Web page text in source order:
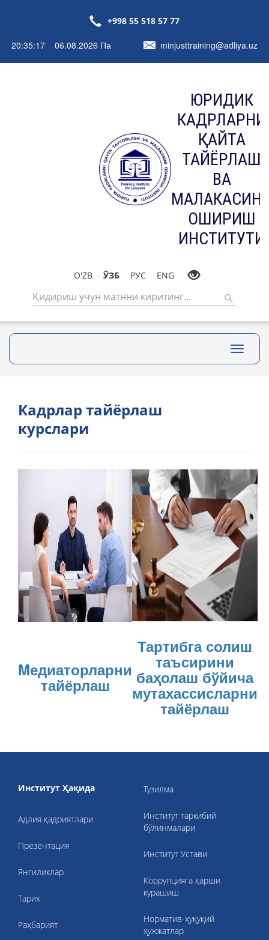
+998 55 518 57 77
20:35:17 06.08.2026 Па minjusttraining@adliya.uz
ЮРИДИК
КАДРЛАРНИ
ҚАЙТА
ТАЙЁРЛАШ
ВА
ОШИРИШ
ИНСТИТУТИ
O'ZB ЎЗБ РУС ENG
Toggle
Кадрлар тайёрлаш
курслари
Mедиаторларни
тайёрлаш
Тартибга солиш
таъсирини
баҳолаш бўйича
мутахассисларни
тайёрлаш
Институт Ҳақида
Адлия қадриятлари
Презентация
Янгиликлар
Тарих
Раҳбарият
Тузилма
Институт таркибий
бўлинмалари
Институт Устави
Коррупцияга қарши
курашиш
Норматив-ҳуқуқий
ҳужжатлар